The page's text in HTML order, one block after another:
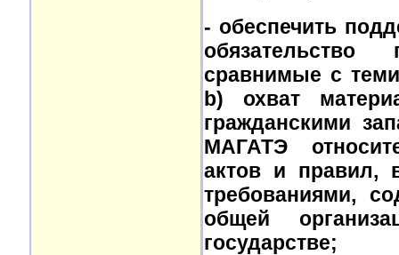
- обеспечить
обязательство
сравнимые с
b) охват
гражданскими
МАГАТЭ
актов и правил,
требованиями,
общей
государстве;